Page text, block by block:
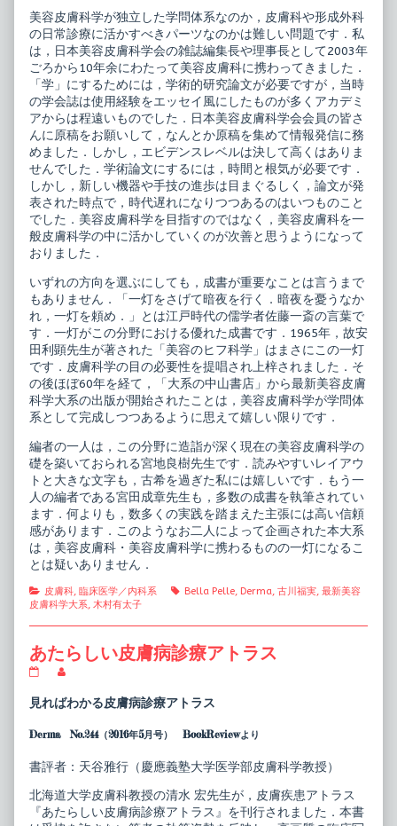
美容皮膚科学が独立した学問体系なのか，皮膚科や形成外科
の日常診療に活かすべきパーツなのかは難しい問題です．私
は，日本美容皮膚科学会の雑誌編集長や理事長として2003年
ごろから10年余にわたって美容皮膚科に携わってきました．
「学」にするためには，学術的研究論文が必要ですが，当時
の学会誌は使用経験をエッセイ風にしたものが多くアカデミ
アからは程遠いものでした．日本美容皮膚科学会会員の皆さ
んに原稿をお願いして，なんとか原稿を集めて情報発信に務
めました．しかし，エビデンスレベルは決して高くはありま
せんでした．学術論文にするには，時間と根気が必要です．
しかし，新しい機器や手技の進歩は目まぐるしく，論文が発
表された時点で，時代遅れになりつつあるのはいつものこと
でした．美容皮膚科学を目指すのではなく，美容皮膚科を一
般皮膚科学の中に活かしていくのが次善と思うようになって
おりました．
いずれの方向を選ぶにしても，成書が重要なことは言うまで
もありません．「一灯をさげて暗夜を行く．暗夜を憂うなか
れ，一灯を頼め．」とは江戸時代の儒学者佐藤一斎の言葉で
す．一灯がこの分野における優れた成書です．1965年，故安
田利顕先生が著された「美容のヒフ科学」はまさにこの一灯
です．皮膚科学の目の必要性を提唱され上梓されました．そ
の後ほぼ60年を経て，「大系の中山書店」から最新美容皮膚
科学大系の出版が開始されたことは，美容皮膚科学が学問体
系として完成しつつあるように思えて嬉しい限りです．
編者の一人は，この分野に造詣が深く現在の美容皮膚科学の
礎を築いておられる宮地良樹先生です．読みやすいレイアウ
トと大きな文字も，古希を過ぎた私には嬉しいです．もう一
人の編者である宮田成章先生も，多数の成書を執筆されてい
ます．何よりも，数多くの実践を踏まえた主張には高い信頼
感があります．このようなお二人によって企画された本大系
は，美容皮膚科・美容皮膚科学に携わるものの一灯になるこ
とは疑いありません．
Categories
皮膚科, 臨床医学／内科系 Tags
Bella Pelle, Derma, 古川福実, 最新美容
皮膚科学大系, 木村有太子
あたらしい皮膚病診療アトラス
ら
し
皮
病
療
ア
ト
posts
by
author
あ
ら
し
い
見ればわかる皮膚病診療アトラス
Derma No.244（2016年5月号） BookReviewより
書評者：天谷雅行（慶應義塾大学医学部皮膚科学教授）
北海道大学皮膚科教授の清水 宏先生が，皮膚疾患アトラス
『あたらしい皮膚病診療アトラス』を刊行されました．本書